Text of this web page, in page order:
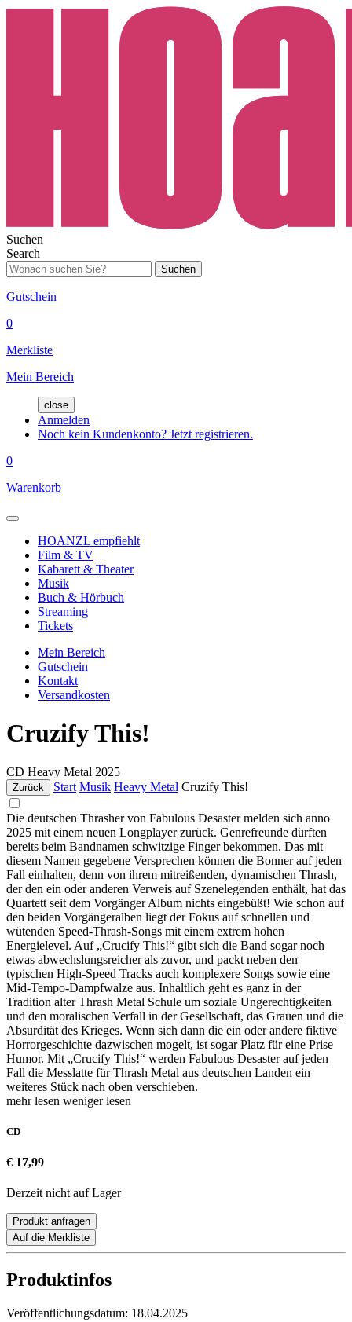
Suchen
Search
Suchen
Gutschein
0
Merkliste
Mein Bereich
close
Anmelden
Noch kein Kundenkonto? Jetzt registrieren.
0
Warenkorb
HOANZL empfiehlt
Film & TV
Kabarett & Theater
Musik
Buch & Hörbuch
Streaming
Tickets
Mein Bereich
Gutschein
Kontakt
Versandkosten
Cruzify This!
CD Heavy Metal 2025
Zurück Start Musik Heavy Metal Cruzify This!
Die deutschen Thrasher von Fabulous Desaster melden sich anno
2025 mit einem neuen Longplayer zurück. Genrefreunde dürften
bereits beim Bandnamen schwitzige Finger bekommen. Das mit
diesem Namen gegebene Versprechen können die Bonner auf jeden
Fall einhalten, denn von ihrem mitreißenden, dynamischen Thrash,
der den ein oder anderen Verweis auf Szenelegenden enthält, hat das
Quartett seit dem Vorgänger Album nichts eingebüßt! Wie schon auf
den beiden Vorgängeralben liegt der Fokus auf schnellen und
wütenden Speed-Thrash-Songs mit einem extrem hohen
Energielevel. Auf „Crucify This!“ gibt sich die Band sogar noch
etwas abwechslungsreicher als zuvor, und packt neben den
typischen High-Speed Tracks auch komplexere Songs sowie eine
Mid-Tempo-Dampfwalze aus. Inhaltlich geht es ganz in der
Tradition alter Thrash Metal Schule um soziale Ungerechtigkeiten
und den moralischen Verfall in der Gesellschaft, das Grauen und die
Absurdität des Krieges. Wenn sich dann die ein oder andere fiktive
Horrorgeschichte dazwischen mogelt, ist sogar Platz für eine Prise
Humor. Mit „Crucify This!“ werden Fabulous Desaster auf jeden
Fall die Messlatte für Thrash Metal aus deutschen Landen ein
weiteres Stück nach oben verschieben.
mehr lesen weniger lesen
CD
€ 17,99
Derzeit nicht auf Lager
Produkt anfragen
Auf die Merkliste
Produktinfos
Veröffentlichungsdatum: 18.04.2025